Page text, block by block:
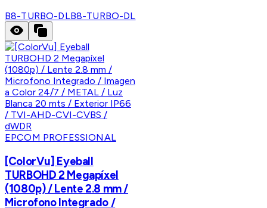
B8-TURBO-DLB8-TURBO-DL
EPCOM PROFESSIONAL
[ColorVu] Eyeball
TURBOHD 2 Megapíxel
(1080p) / Lente 2.8 mm /
Microfono Integrado /